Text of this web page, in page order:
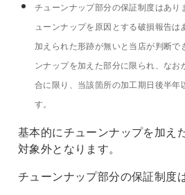
チューンナップ部分の保証制度はあり
ューンナップを原因とする破損報告
加えられた形跡が無いと当店が判断
ンナップを加えた部分に限られ、な
合に限り、当該箇所の加工期日後半年
す。
基本的にチューンナップを加え
対象外となります。
チューンナップ部分の保証制度